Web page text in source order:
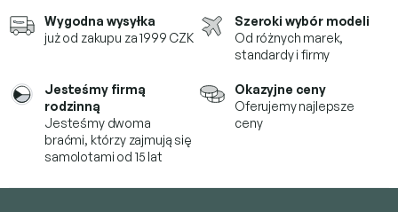
Wygodna wysyłka
już od zakupu za 1999 CZK
Szeroki wybór modeli
Od różnych marek,
standardy i firmy
Jesteśmy firmą
rodzinną
Jesteśmy dwoma
braćmi, którzyzajmują się
samolotami od 15 lat
Okazyjne ceny
Oferujemy najlepsze
ceny